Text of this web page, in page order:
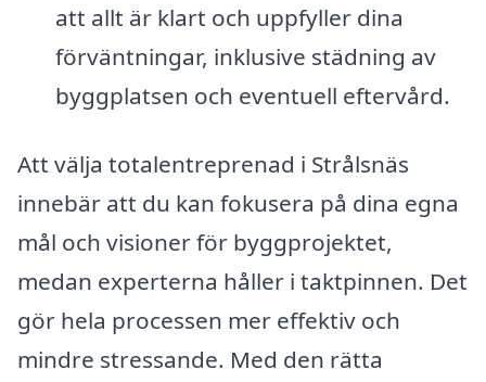
att allt är klart och uppfyller dina
förväntningar, inklusive städning av
byggplatsen och eventuell eftervård.
Att välja totalentreprenad i Strålsnäs
innebär att du kan fokusera på dina egna
mål och visioner för byggprojektet,
medan experterna håller i taktpinnen. Det
gör hela processen mer effektiv och
mindre stressande. Med den rätta